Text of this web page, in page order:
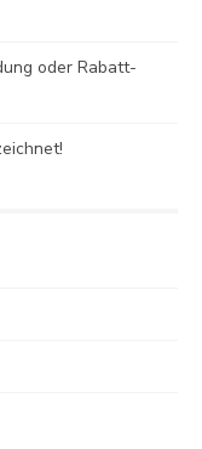
oder Rabatt-